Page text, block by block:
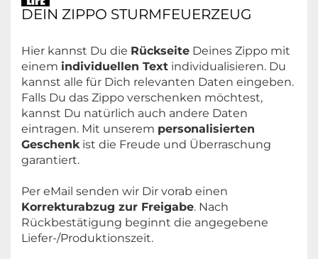
DEIN ZIPPO STURMFEUERZEUG
Hier kannst Du die Rückseite Deines Zippo mit
einem individuellen Text individualisieren. Du
kannst alle für Dich relevanten Daten eingeben.
Falls Du das Zippo verschenken möchtest,
kannst Du natürlich auch andere Daten
eintragen. Mit unserem personalisierten
Geschenk ist die Freude und Überraschung
garantiert.
Per eMail senden wir Dir vorab einen
Korrekturabzug zur Freigabe. Nach
Rückbestätigung beginnt die angegebene
Liefer-/Produktionszeit.